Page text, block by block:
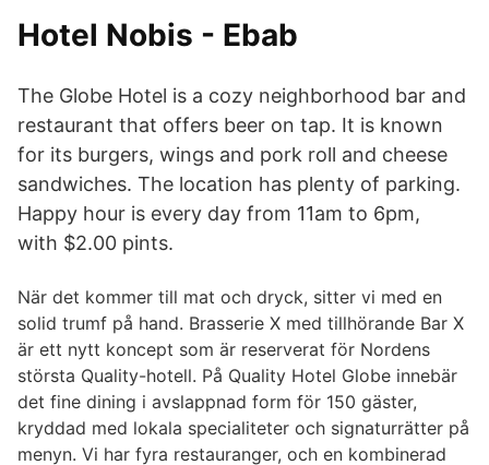
Hotel Nobis - Ebab
The Globe Hotel is a cozy neighborhood bar and
restaurant that offers beer on tap. It is known
for its burgers, wings and pork roll and cheese
sandwiches. The location has plenty of parking.
Happy hour is every day from 11am to 6pm,
with $2.00 pints.
När det kommer till mat och dryck, sitter vi med en
solid trumf på hand. Brasserie X med tillhörande Bar X
är ett nytt koncept som är reserverat för Nordens
största Quality-hotell. På Quality Hotel Globe innebär
det fine dining i avslappnad form för 150 gäster,
kryddad med lokala specialiteter och signaturrätter på
menyn. Vi har fyra restauranger, och en kombinerad